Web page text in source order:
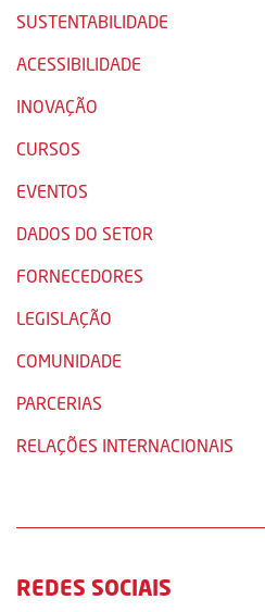
SUSTENTABILIDADE
ACESSIBILIDADE
INOVAÇÃO
CURSOS
EVENTOS
DADOS DO SETOR
FORNECEDORES
LEGISLAÇÃO
COMUNIDADE
PARCERIAS
RELAÇÕES INTERNACIONAIS
REDES SOCIAIS